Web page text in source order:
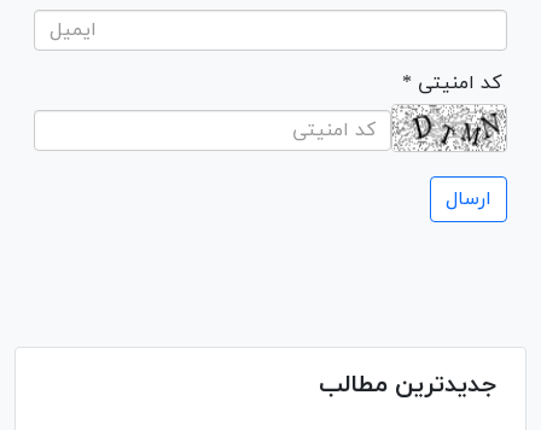
* کد امنیتی
جدیدترین مطالب